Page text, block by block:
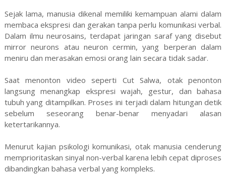
Sejak lama, manusia dikenal memiliki kemampuan alami dalam
membaca ekspresi dan gerakan tanpa perlu komunikasi verbal.
Dalam ilmu neurosains, terdapat jaringan saraf yang disebut
mirror neurons atau neuron cermin, yang berperan dalam
meniru dan merasakan emosi orang lain secara tidak sadar.
Saat menonton video seperti Cut Salwa, otak penonton
langsung menangkap ekspresi wajah, gestur, dan bahasa
tubuh yang ditampilkan. Proses ini terjadi dalam hitungan detik
sebelum seseorang benar-benar menyadari alasan
ketertarikannya.
Menurut kajian psikologi komunikasi, otak manusia cenderung
memprioritaskan sinyal non-verbal karena lebih cepat diproses
dibandingkan bahasa verbal yang kompleks.